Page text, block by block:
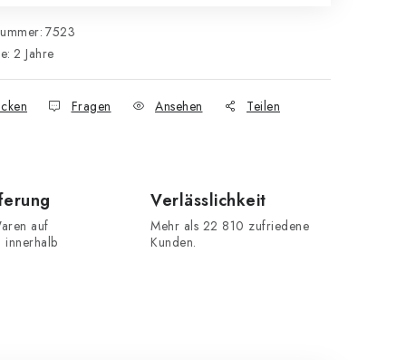
7523
: 2 Jahre
Fragen Ansehen Teilen
auf
Verlässlichkeit
Mehr als 22 810 zufriedene
Kunden.